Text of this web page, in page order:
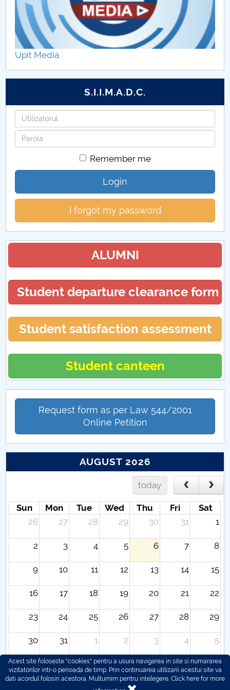
specializare
Taxe pentru modulul postuniversitar I
Upit Media
S.I.I.M.A.D.C.
Username
Password
Remember me
Login
I forgot my password
ALUMNI
Student departure clearance form
Student satisfaction assessment
Student canteen
Request form as per Law 544/2001
Online Petition
AUGUST 2026
today
Sun Mon Tue Wed Thu Fri
Sat
26
27 28 29 30 31 1
2 3 4 5 6 7 8
9 10 11 12 13 14 15
16 17 18 19 20 21 22
23 24 25 26 27 28 29
30 31 1 2 3 4 5
Acest site foloseste "cookies" pentru a usura navigarea in site si numararea
vizitatorilor intr-o perioada de timp. Prin continuarea utilizarii acestui site va
dati acordul folosiri acestora. Multumim pentru intelegere. Click here for more